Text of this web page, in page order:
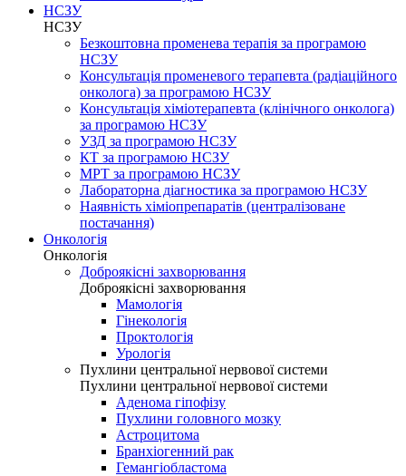
НСЗУ
НСЗУ
Безкоштовна променева терапія за програмою
НСЗУ
Консультація променевого терапевта (радіаційного
онколога) за програмою НСЗУ
Консультація хіміотерапевта (клінічного онколога)
за програмою НСЗУ
УЗД за програмою НСЗУ
КТ за програмою НСЗУ
МРТ за програмою НСЗУ
Лабораторна діагностика за програмою НСЗУ
Наявність хіміопрепаратів (централізоване
постачання)
Онкологія
Онкологія
Доброякісні захворювання
Доброякісні захворювання
Мамологія
Гінекологія
Проктологія
Урологія
Пухлини центральної нервової системи
Пухлини центральної нервової системи
Аденома гіпофізу
Пухлини головного мозку
Астроцитома
Бранхіогенний рак
Гемангіобластома